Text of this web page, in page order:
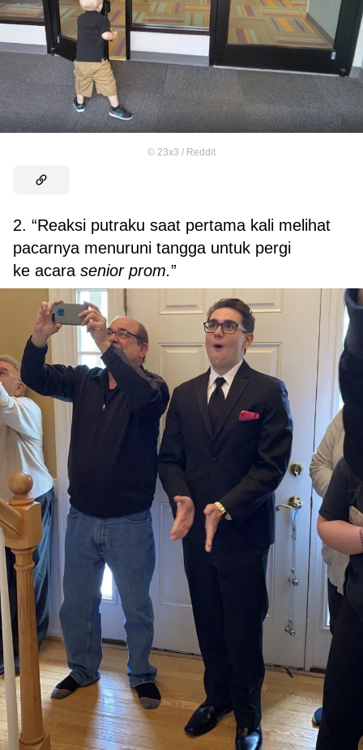
© 23x3 / Reddit
2. “Reaksi putraku saat pertama kali melihat
pacarnya menuruni tangga untuk pergi
ke acara senior prom.”